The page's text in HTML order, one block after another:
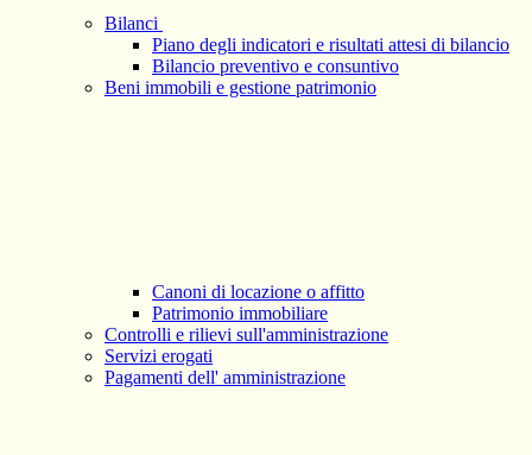
Bilanci
Piano degli indicatori e risultati attesi di bilancio
Bilancio preventivo e consuntivo
Beni immobili e gestione patrimonio
Canoni di locazione o affitto
Patrimonio immobiliare
Controlli e rilievi sull'amministrazione
Servizi erogati
Pagamenti dell' amministrazione